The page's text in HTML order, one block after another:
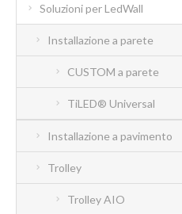
Soluzioni per LedWall
Installazione a parete
CUSTOM a parete
TiLED® Universal
Installazione a pavimento
Trolley
Trolley AIO